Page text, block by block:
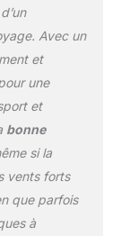
à
rend
360°
métal
peut
Avec un
et
une
et
bonne
si la
vents forts
que parfois
à